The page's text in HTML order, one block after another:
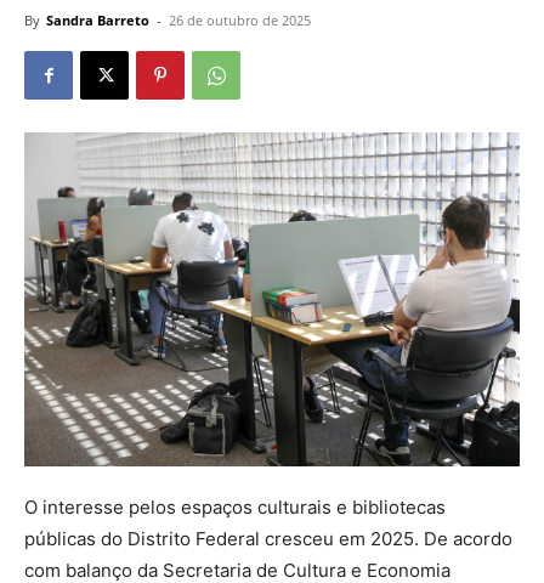
By Sandra Barreto - 26 de outubro de 2025
O interesse pelos espaços culturais e bibliotecas
públicas do Distrito Federal cresceu em 2025. De acordo
com balanço da Secretaria de Cultura e Economia